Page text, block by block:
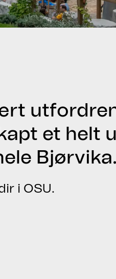
et helt
Bjørvika.
i OSU.